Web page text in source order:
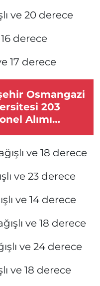
ve 20 derece
derece
17 derece
Osmangazi
203
Alımı
ve 18 derece
ve 23 derece
ve 14 derece
ve 18 derece
ve 24 derece
ve 18 derece